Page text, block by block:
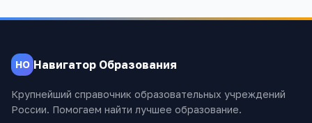
НО Навигатор Образования
Крупнейший справочник образовательных учреждений
России. Помогаем найти лучшее образование.